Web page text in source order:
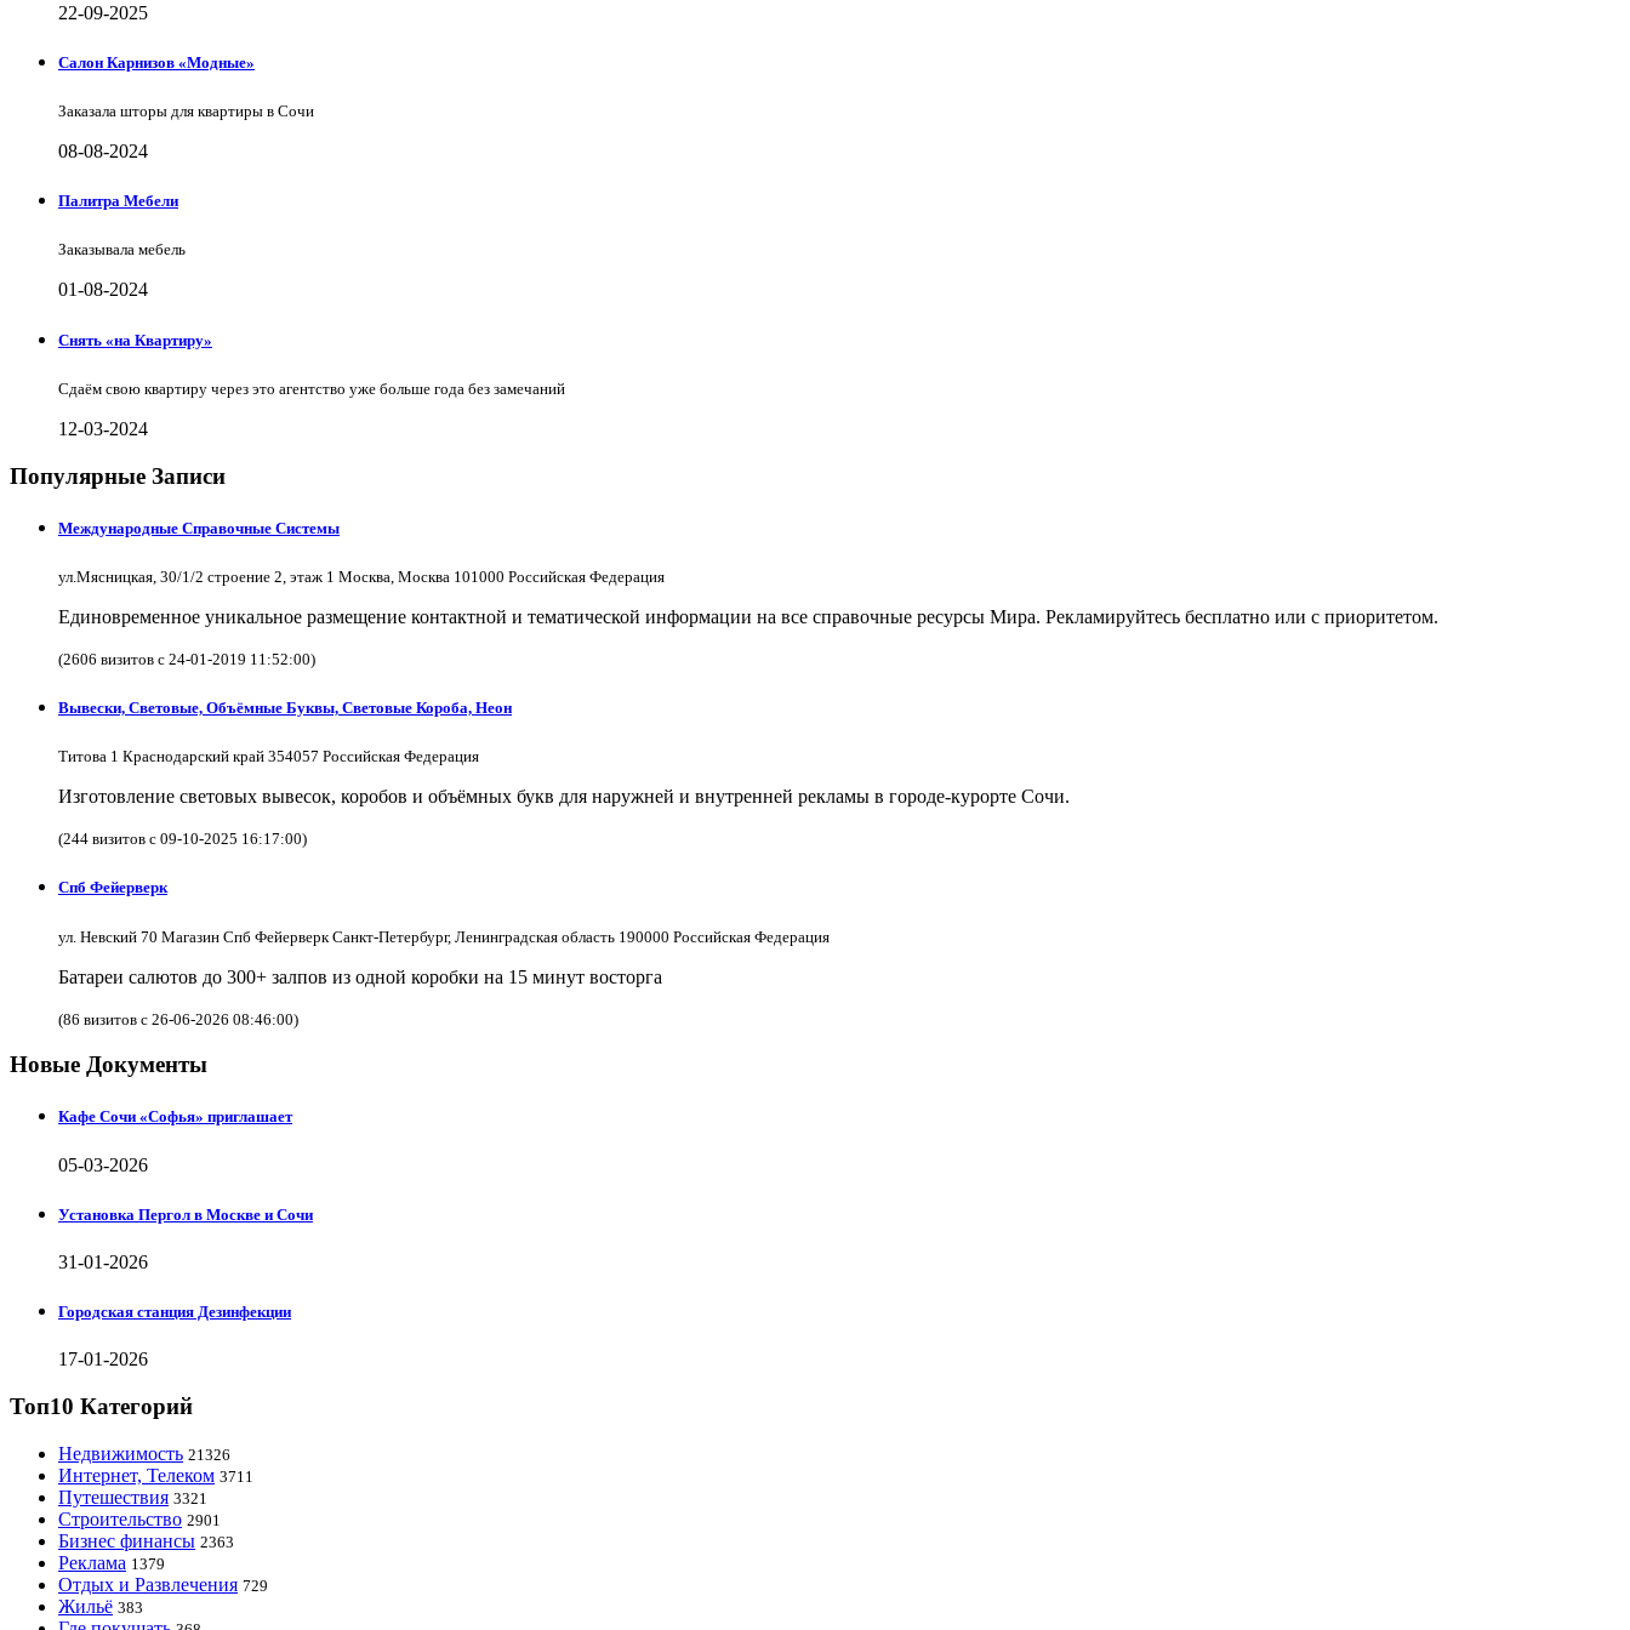
22-09-2025
Салон Карнизов «Модные»
Заказала шторы для квартиры в Сочи
08-08-2024
Палитра Мебели
Заказывала мебель
01-08-2024
Снять «на Квартиру»
Сдаём свою квартиру через это агентство уже больше года без замечаний
12-03-2024
Популярные Записи
Международные Справочные Системы
ул.Мясницкая, 30/1/2 строение 2, этаж 1 Москва, Москва 101000 Российская Федерация
Единовременное уникальное размещение контактной и тематической информации на все справочные ресурсы Мира. Рекламируйтесь бесплатно или с приоритетом.
(2606 визитов с 24-01-2019 11:52:00)
Вывески, Световые, Объёмные Буквы, Световые Короба, Неон
Титова 1 Краснодарский край 354057 Российская Федерация
Изготовление световых вывесок, коробов и объёмных букв для наружней и внутренней рекламы в городе-курорте Сочи.
(244 визитов с 09-10-2025 16:17:00)
Спб Фейерверк
ул. Невский 70 Магазин Спб Фейерверк Санкт-Петербург, Ленинградская область 190000 Российская Федерация
Батареи салютов до 300+ залпов из одной коробки на 15 минут восторга
(86 визитов с 26-06-2026 08:46:00)
Новые Документы
Кафе Сочи «Софья» приглашает
05-03-2026
Установка Пергол в Москве и Сочи
31-01-2026
Городская станция Дезинфекции
17-01-2026
Топ10 Категорий
Недвижимость 21326
Интернет, Телеком 3711
Путешествия 3321
Строительство 2901
Бизнес финансы 2363
Реклама 1379
Отдых и Развлечения 729
Жильё 383